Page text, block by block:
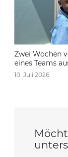
Zwei Wochen
eines Teams
10. Juli 2026